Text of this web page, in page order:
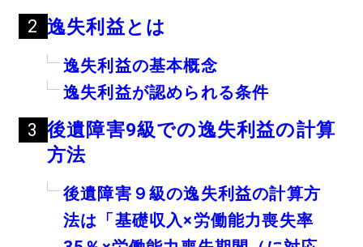
逸失利益とは
逸失利益の基本概念
逸失利益が認められる条件
後遺障害9級での逸失利益の計算
方法
後遺障害９級の逸失利益の計算方
法は「基礎収入×労働能力喪失率